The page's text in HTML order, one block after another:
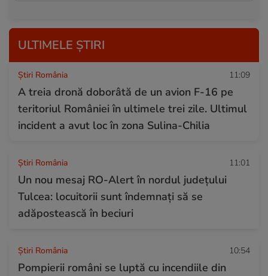
ULTIMELE ȘTIRI
Știri România 11:09
A treia dronă doborâtă de un avion F-16 pe
teritoriul României în ultimele trei zile. Ultimul
incident a avut loc în zona Sulina-Chilia
Știri România 11:01
Un nou mesaj RO-Alert în nordul județului
Tulcea: locuitorii sunt îndemnați să se
adăpostească în beciuri
Știri România 10:54
Pompierii români se luptă cu incendiile din